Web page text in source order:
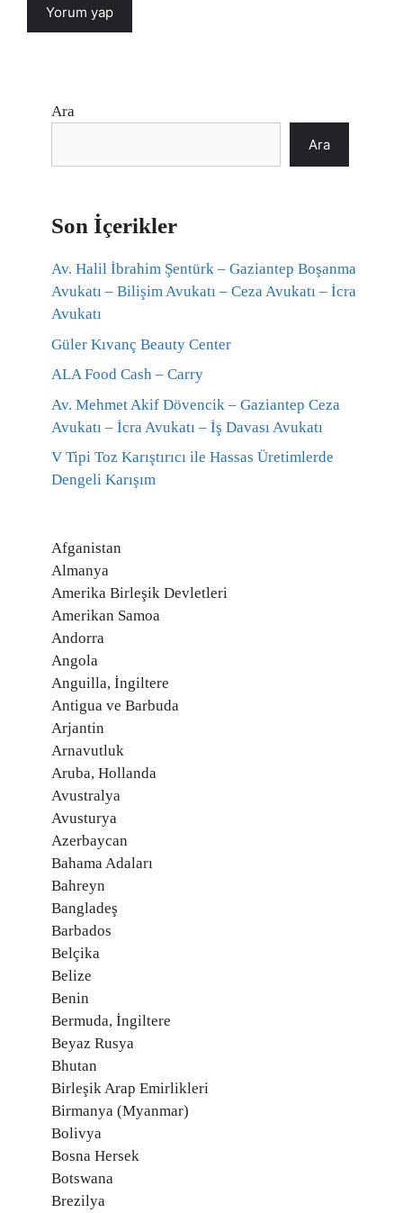
Ara
Ara
Son İçerikler
Av. Halil İbrahim Şentürk – Gaziantep Boşanma
Avukatı – Bilişim Avukatı – Ceza Avukatı – İcra
Avukatı
Güler Kıvanç Beauty Center
ALA Food Cash – Carry
Av. Mehmet Akif Dövencik – Gaziantep Ceza
Avukatı – İcra Avukatı – İş Davası Avukatı
V Tipi Toz Karıştırıcı ile Hassas Üretimlerde
Dengeli Karışım
Afganistan
Almanya
Amerika Birleşik Devletleri
Amerikan Samoa
Andorra
Angola
Anguilla, İngiltere
Antigua ve Barbuda
Arjantin
Arnavutluk
Aruba, Hollanda
Avustralya
Avusturya
Azerbaycan
Bahama Adaları
Bahreyn
Bangladeş
Barbados
Belçika
Belize
Benin
Bermuda, İngiltere
Beyaz Rusya
Bhutan
Birleşik Arap Emirlikleri
Birmanya (Myanmar)
Bolivya
Bosna Hersek
Botswana
Brezilya